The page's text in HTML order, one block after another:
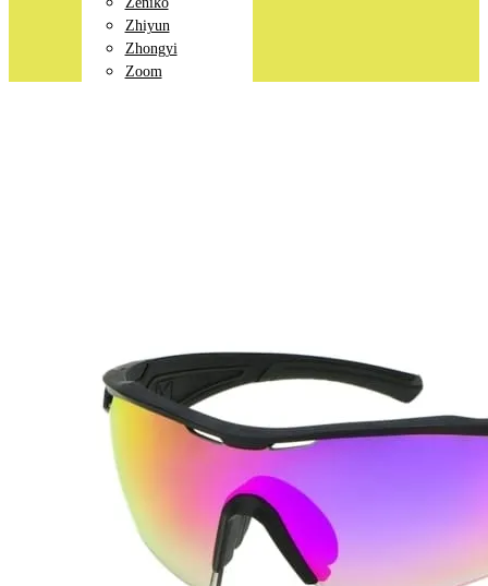
Zhiyun
Zhongyi
Zoom